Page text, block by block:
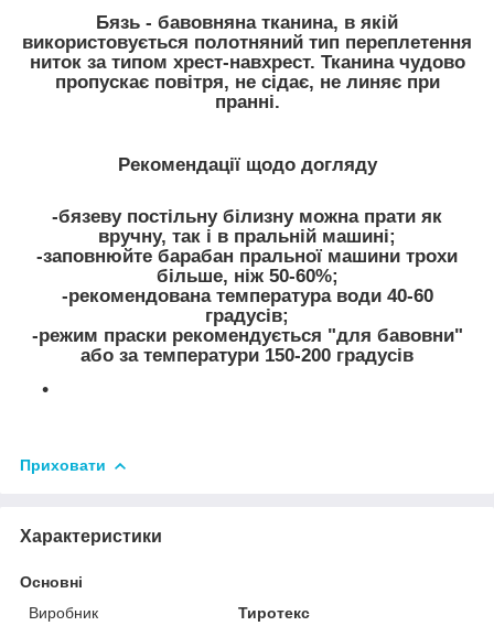
Бязь - бавовняна тканина, в якій
використовується полотняний тип переплетення
ниток за типом хрест-навхрест. Тканина чудово
пропускає повітря, не сідає, не линяє при
пранні.
Рекомендації щодо догляду
-бязеву постільну білизну можна прати як
вручну, так і в пральній машині;
-заповнюйте барабан пральної машини трохи
більше, ніж 50-60%;
-рекомендована температура води 40-60
градусів;
-режим праски рекомендується "для бавовни"
або за температури 150-200 градусів
Приховати
Характеристики
Основні
Виробник
Тиротекс